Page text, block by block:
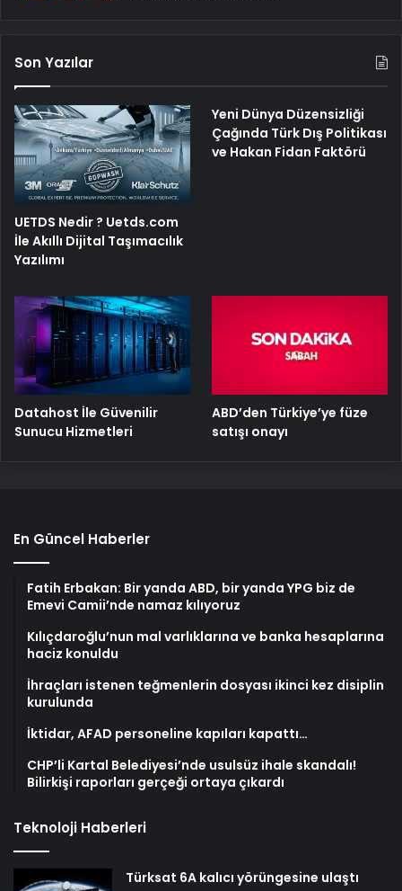
Son Yazılar
UETDS Nedir ? Uetds.com
İle Akıllı Dijital Taşımacılık
Yazılımı
Yeni Dünya Düzensizliği
Çağında Türk Dış Politikası
ve Hakan Fidan Faktörü
Datahost İle Güvenilir
Sunucu Hizmetleri
ABD’den Türkiye’ye füze
satışı onayı
En Güncel Haberler
Fatih Erbakan: Bir yanda ABD, bir yanda YPG biz de
Emevi Camii’nde namaz kılıyoruz
Kılıçdaroğlu’nun mal varlıklarına ve banka hesaplarına
haciz konuldu
İhraçları istenen teğmenlerin dosyası ikinci kez disiplin
kurulunda
İktidar, AFAD personeline kapıları kapattı…
CHP’li Kartal Belediyesi’nde usulsüz ihale skandalı!
Bilirkişi raporları gerçeği ortaya çıkardı
Teknoloji Haberleri
Türksat 6A kalıcı yörüngesine ulaştı